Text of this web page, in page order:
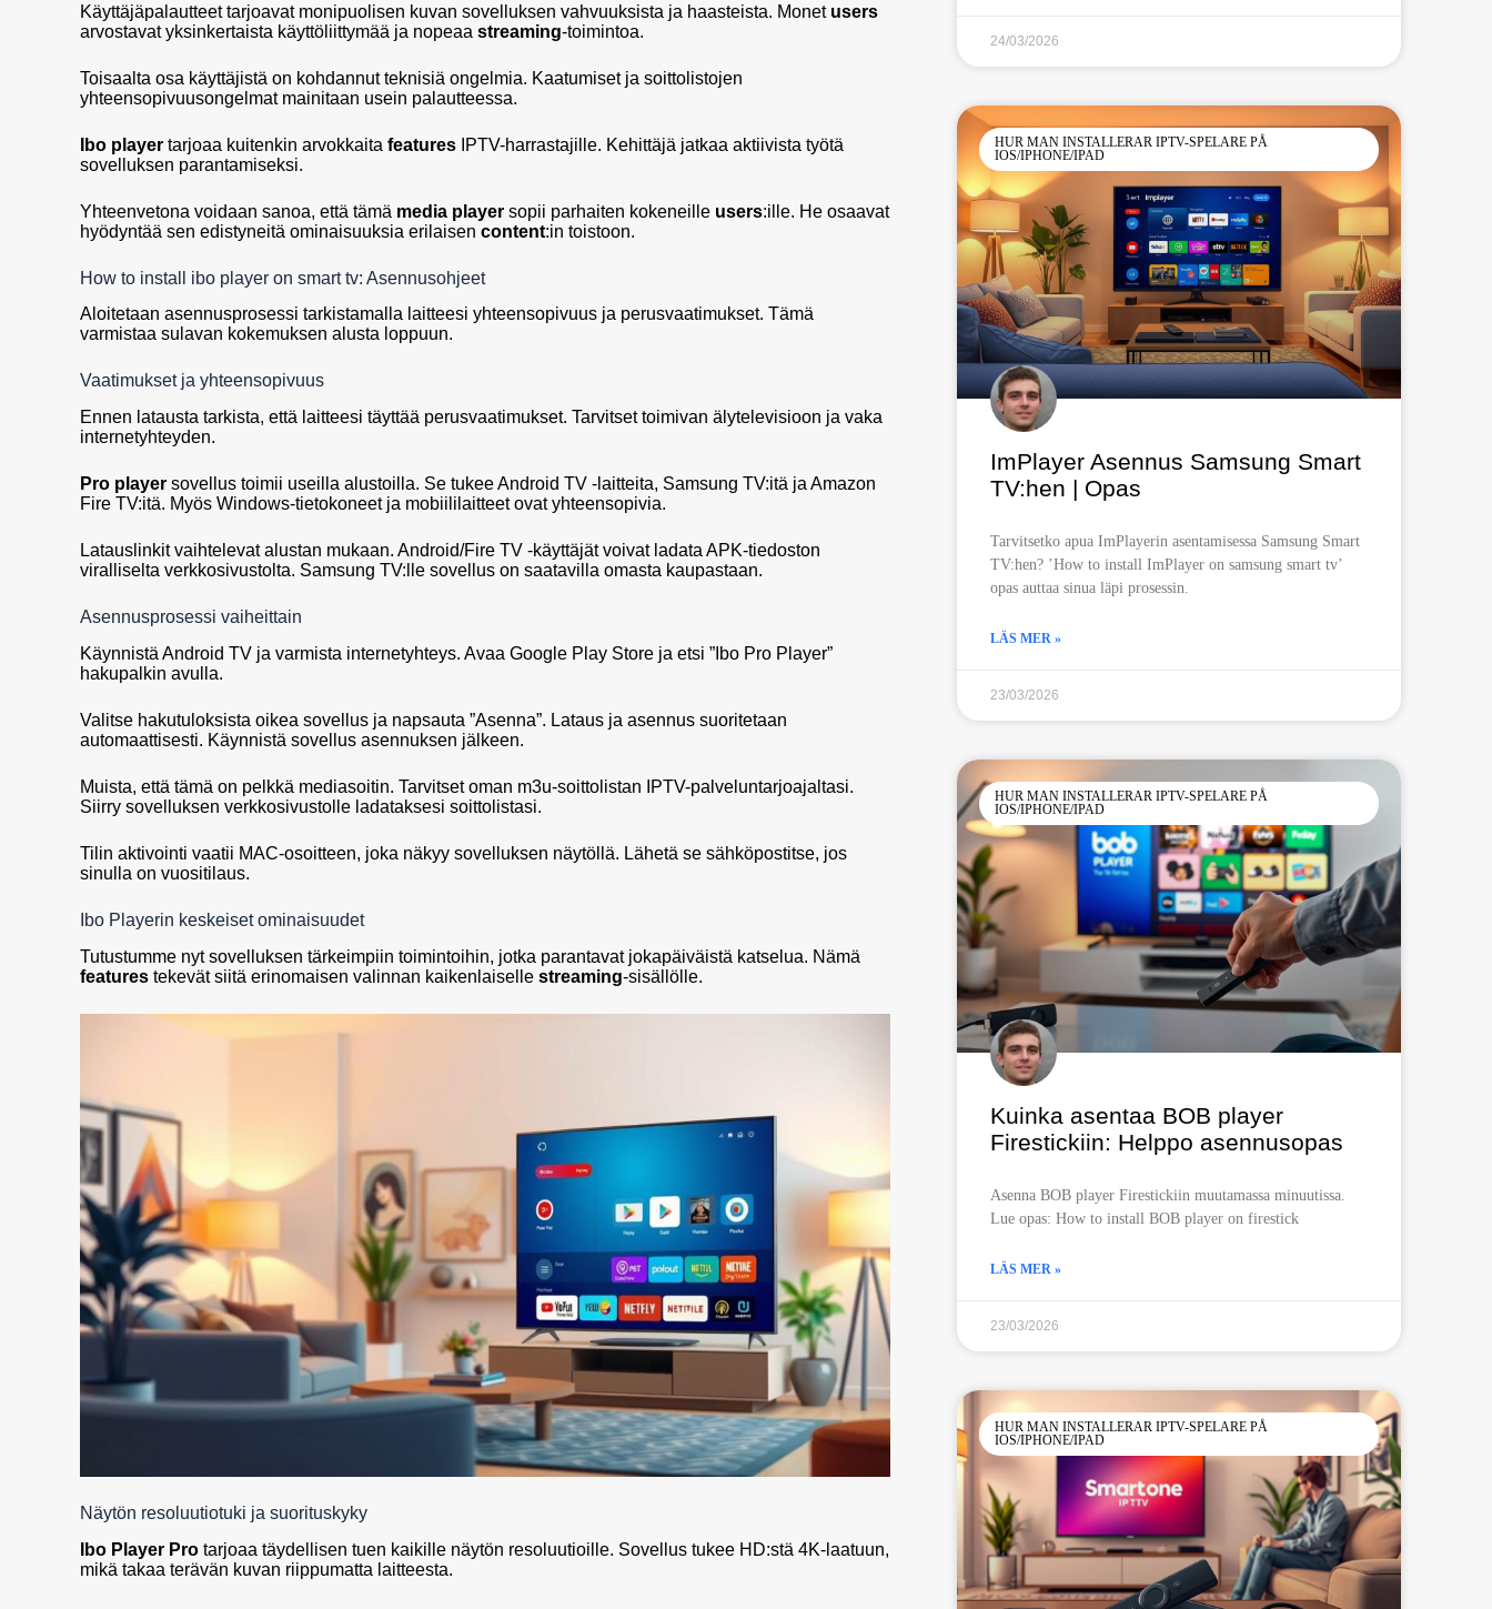
Käyttäjäpalautteet tarjoavat monipuolisen kuvan sovelluksen vahvuuksista ja haasteista. Monet users
arvostavat yksinkertaista käyttöliittymää ja nopeaa streaming-toimintoa.
Toisaalta osa käyttäjistä on kohdannut teknisiä ongelmia. Kaatumiset ja soittolistojen
yhteensopivuusongelmat mainitaan usein palautteessa.
Ibo player tarjoaa kuitenkin arvokkaita features IPTV-harrastajille. Kehittäjä jatkaa aktiivista työtä
sovelluksen parantamiseksi.
Yhteenvetona voidaan sanoa, että tämä media player sopii parhaiten kokeneille users:ille. He osaavat
hyödyntää sen edistyneitä ominaisuuksia erilaisen content:in toistoon.
How to install ibo player on smart tv: Asennusohjeet
Aloitetaan asennusprosessi tarkistamalla laitteesi yhteensopivuus ja perusvaatimukset. Tämä
varmistaa sulavan kokemuksen alusta loppuun.
Vaatimukset ja yhteensopivuus
Ennen latausta tarkista, että laitteesi täyttää perusvaatimukset. Tarvitset toimivan älytelevisioon ja vaka
internetyhteyden.
Pro player sovellus toimii useilla alustoilla. Se tukee Android TV -laitteita, Samsung TV:itä ja Amazon
Fire TV:itä. Myös Windows-tietokoneet ja mobiililaitteet ovat yhteensopivia.
Latauslinkit vaihtelevat alustan mukaan. Android/Fire TV -käyttäjät voivat ladata APK-tiedoston
viralliselta verkkosivustolta. Samsung TV:lle sovellus on saatavilla omasta kaupastaan.
Asennusprosessi vaiheittain
Käynnistä Android TV ja varmista internetyhteys. Avaa Google Play Store ja etsi ”Ibo Pro Player”
hakupalkin avulla.
Valitse hakutuloksista oikea sovellus ja napsauta ”Asenna”. Lataus ja asennus suoritetaan
automaattisesti. Käynnistä sovellus asennuksen jälkeen.
Muista, että tämä on pelkkä mediasoitin. Tarvitset oman m3u-soittolistan IPTV-palveluntarjoajaltasi.
Siirry sovelluksen verkkosivustolle ladataksesi soittolistasi.
Tilin aktivointi vaatii MAC-osoitteen, joka näkyy sovelluksen näytöllä. Lähetä se sähköpostitse, jos
sinulla on vuositilaus.
Ibo Playerin keskeiset ominaisuudet
Tutustumme nyt sovelluksen tärkeimpiin toimintoihin, jotka parantavat jokapäiväistä katselua. Nämä
features tekevät siitä erinomaisen valinnan kaikenlaiselle streaming-sisällölle.
Näytön resoluutiotuki ja suorituskyky
Ibo Player Pro tarjoaa täydellisen tuen kaikille näytön resoluutioille. Sovellus tukee HD:stä 4K-laatuun,
mikä takaa terävän kuvan riippumatta laitteesta.
24/03/2026
HUR MAN INSTALLERAR IPTV-SPELARE PÅ
IOS/IPHONE/IPAD
ImPlayer Asennus Samsung Smart
TV:hen | Opas
Tarvitsetko apua ImPlayerin asentamisessa Samsung Smart
TV:hen? ’How to install ImPlayer on samsung smart tv’
opas auttaa sinua läpi prosessin.
LÄS MER »
23/03/2026
HUR MAN INSTALLERAR IPTV-SPELARE PÅ
IOS/IPHONE/IPAD
Kuinka asentaa BOB player
Firestickiin: Helppo asennusopas
Asenna BOB player Firestickiin muutamassa minuutissa.
Lue opas: How to install BOB player on firestick
LÄS MER »
23/03/2026
HUR MAN INSTALLERAR IPTV-SPELARE PÅ
IOS/IPHONE/IPAD